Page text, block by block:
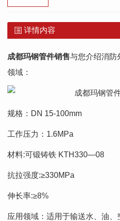
详情内容
成都玛钢管件销售与您介绍消防
领域：
规格：DN 15-100mm
工作压力：1.6MPa
材料:可锻铸铁 KTH330—08
抗拉强度:≥330MPa
伸长率:≥8%
应用领域：适用于输送水、油